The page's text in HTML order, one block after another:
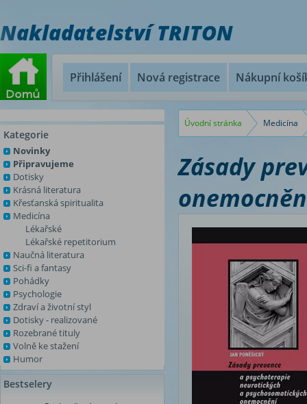
Nakladatelství TRITON
Přihlášení Nová registrace Nákupní
Kategorie
Novinky
Připravujeme
Dotisky
Krásná literatura
Křesťanská spiritualita
Medicína
Lékařské
Lékařské repetitorium
Naučná literatura
Sci-fi a fantasy
Pohádky
Psychologie
Zdraví a životní styl
Dotisky - realizované
Rozebrané tituly
Volně ke stažení
Humor
Bestselery
Úvodní stránka Medicína
Zásady